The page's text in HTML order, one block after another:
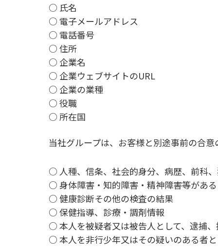
○ 氏名
○ 電子メールアドレス
○ 電話番号
○ 住所
○ 企業名
○ 企業ウェブサイトのURL
○ 企業の業種
○ 役職
○ 所在国
当社グループは、お客様と別途事前の合
○ 人種、信条、社会的身分、病歴、前科
○ 身体障害・知的障害・精神障害等があ
○ 健康診断その他の検査の結果
○ 保健指導、診療・調剤情報
○ 本人を被疑者又は被告人として、逮捕
○ 本人を非行少年又はその疑いのある者